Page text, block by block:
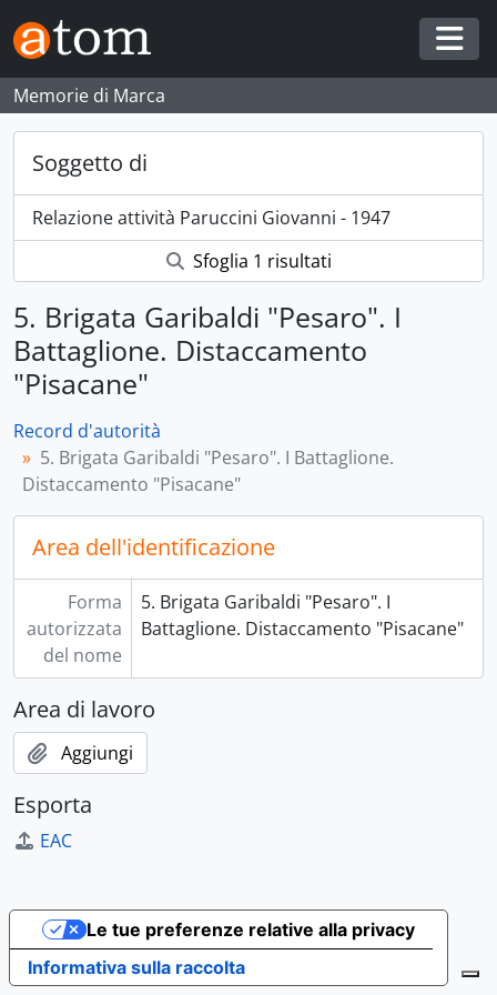
Skip to main content
Memorie di Marca
Soggetto di
Relazione attività Paruccini Giovanni - 1947
Sfoglia 1 risultati
5. Brigata Garibaldi "Pesaro". I
Battaglione. Distaccamento
"Pisacane"
Record d'autorità
5. Brigata Garibaldi "Pesaro". I Battaglione.
Distaccamento "Pisacane"
Area dell'identificazione
Forma
autorizzata
del nome
5. Brigata Garibaldi "Pesaro". I
Battaglione. Distaccamento "Pisacane"
Area di lavoro
Aggiungi
Esporta
EAC
Informativa sulla raccolta
Le tue preferenze relative alla privacy